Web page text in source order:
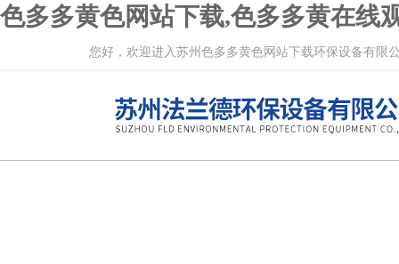
色多多黄色网站下载,色多多黄在线
您好，欢迎进入苏州色多多黄色网站下载环保设备有限公